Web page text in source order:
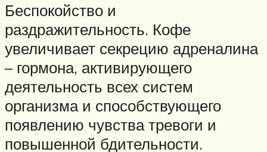
Беспокойство и
раздражительность. Кофе
увеличивает секрецию адреналина
– гормона, активирующего
деятельность всех систем
организма и способствующего
появлению чувства тревоги и
повышенной бдительности.